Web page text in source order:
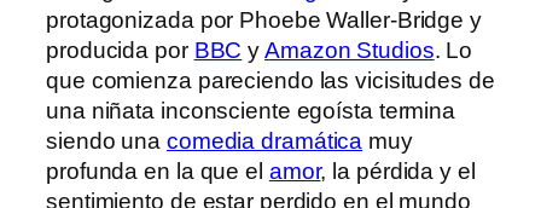
protagonizada por Phoebe Waller-Bridge y
producida por BBC yAmazon Studios. Lo
que comienza pareciendo las vicisitudes de
una niñata inconsciente egoísta termina
siendo una comedia dramática muy
profunda en la que el amor, la pérdida y el
sentimiento de estar perdido en el mundo